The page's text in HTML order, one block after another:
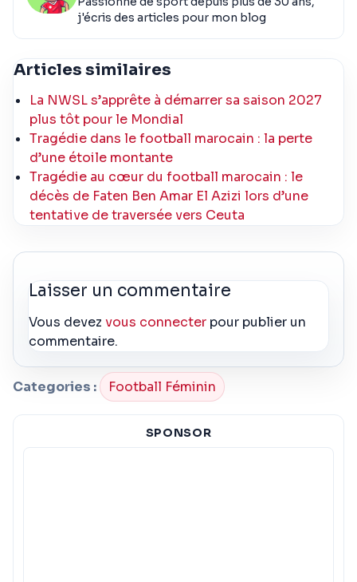
j'écris des articles pour mon blog
Articles similaires
La NWSL s’apprête à démarrer sa saison 2027
plus tôt pour le Mondial
Tragédie dans le football marocain : la perte
d’une étoile montante
Tragédie au cœur du football marocain : le
décès de Faten Ben Amar El Azizi lors d’une
tentative de traversée vers Ceuta
Laisser un commentaire
Vous devezvous connecter pour publier un
commentaire.
Categories : Football Féminin
SPONSOR